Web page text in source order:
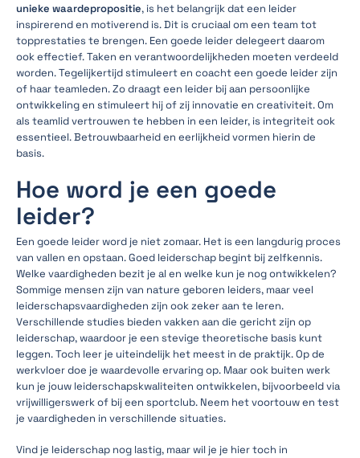
unieke waardepropositie, is het belangrijk dat een leider
inspirerend en motiverend is. Dit is cruciaal om een team tot
topprestaties te brengen. Een goede leider delegeert daarom
ook effectief. Taken en verantwoordelijkheden moeten verdeeld
worden. Tegelijkertijd stimuleert en coacht een goede leider zijn
of haar teamleden. Zo draagt een leider bij aan persoonlijke
ontwikkeling en stimuleert hij of zij innovatie en creativiteit. Om
als teamlid vertrouwen te hebben in een leider, is integriteit ook
essentieel. Betrouwbaarheid en eerlijkheid vormen hierin de
basis.
Hoe word je een goede
leider?
Een goede leider word je niet zomaar. Het is een langdurig proces
van vallen en opstaan. Goed leiderschap begint bij zelfkennis.
Welke vaardigheden bezit je al en welke kun je nog ontwikkelen?
Sommige mensen zijn van nature geboren leiders, maar veel
leiderschapsvaardigheden zijn ook zeker aan te leren.
Verschillende studies bieden vakken aan die gericht zijn op
leiderschap, waardoor je een stevige theoretische basis kunt
leggen. Toch leer je uiteindelijk het meest in de praktijk. Op de
werkvloer doe je waardevolle ervaring op. Maar ook buiten werk
kun je jouw leiderschapskwaliteiten ontwikkelen, bijvoorbeeld via
vrijwilligerswerk of bij een sportclub. Neem het voortouw en test
je vaardigheden in verschillende situaties.
Vind je leiderschap nog lastig, maar wil je je hier toch in